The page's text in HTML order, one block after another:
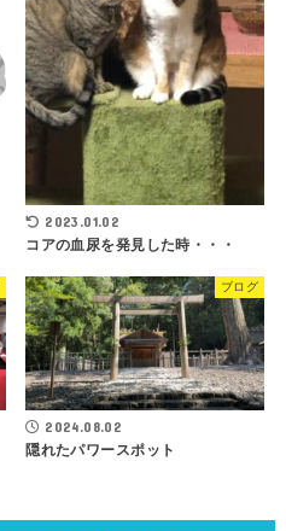
2023.01.02
コアの血尿を発見した時・・・
ブログ
2024.08.02
隠れたパワースポット